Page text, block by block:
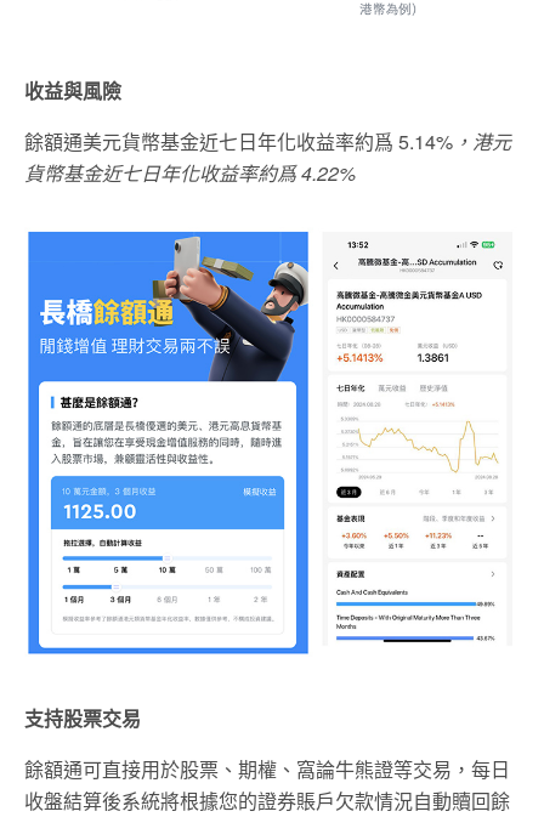
收益與風險
餘額通美元貨幣基金近七日年化收益率約爲 5.14% ，港元
貨幣基金近七日年化收益率約爲4.22%
支持股票交易
餘額通可直接用於股票、期權、窩論牛熊證等交易，每日
收盤結算後系統將根據您的證券賬戶欠款情況自動贖回餘